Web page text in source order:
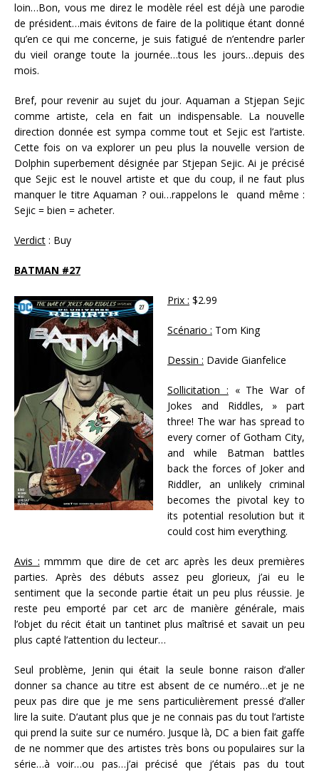
loin…Bon, vous me direz le modèle réel est déjà une parodie
de président…mais évitons de faire de la politique étant donné
qu’en ce qui me concerne, je suis fatigué de n’entendre parler
du vieil orange toute la journée…tous les jours…depuis des
mois.
Bref, pour revenir au sujet du jour. Aquaman a Stjepan Sejic
comme artiste, cela en fait un indispensable. La nouvelle
direction donnée est sympa comme tout et Sejic est l’artiste.
Cette fois on va explorer un peu plus la nouvelle version de
Dolphin superbement désignée par Stjepan Sejic. Ai je précisé
que Sejic est le nouvel artiste et que du coup, il ne faut plus
manquer le titre Aquaman ? oui…rappelons le quand même :
Sejic = bien = acheter.
Verdict : Buy
BATMAN #27
Prix : $2.99
Scénario : Tom King
Dessin : Davide Gianfelice
Sollicitation : « The War of
Jokes and Riddles, » part
three! The war has spread to
every corner of Gotham City,
and while Batman battles
back the forces of Joker and
Riddler, an unlikely criminal
becomes the pivotal key to
its potential resolution but it
could cost him everything.
Avis : mmmm que dire de cet arc après les deux premières
parties. Après des débuts assez peu glorieux, j’ai eu le
sentiment que la seconde partie était un peu plus réussie. Je
reste peu emporté par cet arc de manière générale, mais
l’objet du récit était un tantinet plus maîtrisé et savait un peu
plus capté l’attention du lecteur…
Seul problème, Jenin qui était la seule bonne raison d’aller
donner sa chance au titre est absent de ce numéro…et je ne
peux pas dire que je me sens particulièrement pressé d’aller
lire la suite. D’autant plus que je ne connais pas du tout l’artiste
qui prend la suite sur ce numéro. Jusque là, DC a bien fait gaffe
de ne nommer que des artistes très bons ou populaires sur la
série…à voir…ou pas…j’ai précisé que j’étais pas du tout